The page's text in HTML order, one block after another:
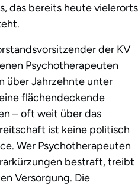
das bereits heute vielerorts
der KV
Psychotherapeuten
über Jahrzehnte unter
flächendeckende
– oft weit über das
ist keine politisch
Wer Psychotherapeuten
bestraft, treibt
Versorgung. Die